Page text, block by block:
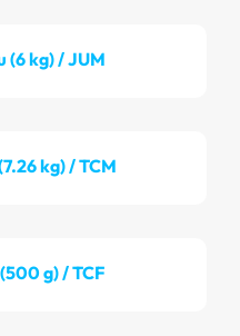
(6 kg) / JUM
kg) / TCM
g) / TCF